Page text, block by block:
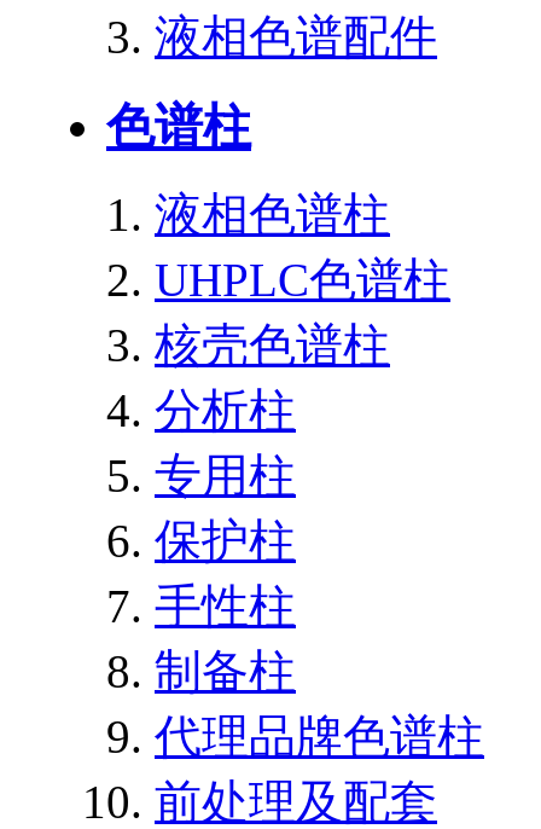
液相色谱配件
色谱柱
液相色谱柱
UHPLC色谱柱
核壳色谱柱
分析柱
专用柱
保护柱
手性柱
制备柱
代理品牌色谱柱
前处理及配套